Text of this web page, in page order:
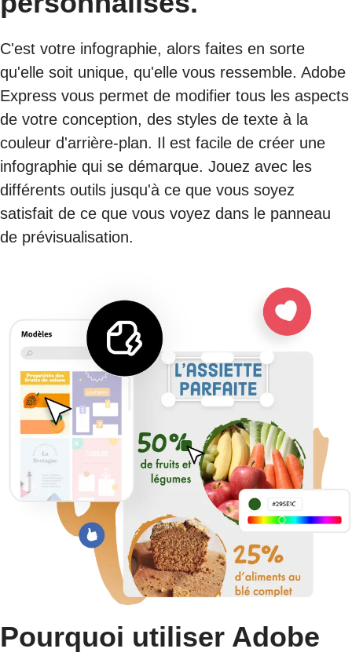
C'est votre infographie, alors faites en sorte
qu'elle soit unique, qu'elle vous ressemble. Adobe
Express vous permet de modifier tous les aspects
de votre conception, des styles de texte à la
couleur d'arrière-plan. Il est facile de créer une
infographie qui se démarque. Jouez avec les
différents outils jusqu'à ce que vous soyez
satisfait de ce que vous voyez dans le panneau
de prévisualisation.
Pourquoi utiliser Adobe